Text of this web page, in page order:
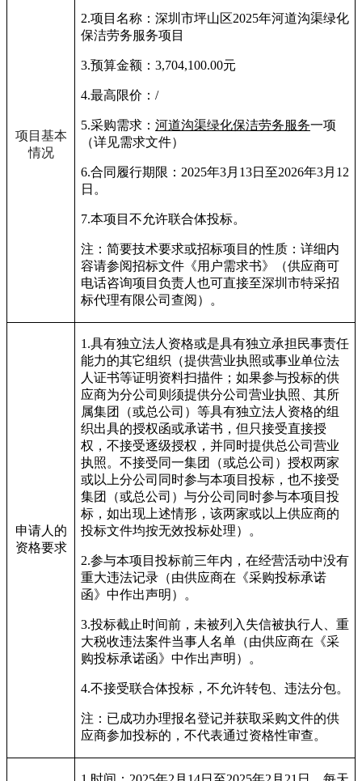
项目基本
情况
2.项目名称： 深圳市坪山区2025年河道沟渠绿化
保洁劳务服务项目
3.预算金额： 3,704,100.00元
4.最高限价： /
5.采购需求： 河道沟渠绿化保洁劳务服务一项
（详见需求文件）
6.合同履行期限： 2025年3月13日至2026年3月12
日。
7.本项目不允许联合体投标。
注：简要技术要求或招标项目的性质：详细内
容请参阅招标文件《用户需求书》（供应商可
电话咨询项目负责人也可直接至深圳市特采招
标代理有限公司查阅）。
申请人的
资格要求
1.具有独立法人资格或是具有独立承担民事责任
能力的其它组织（提供营业执照或事业单位法
人证书等证明资料扫描件；如果参与投标的供
应商为分公司则须提供分公司营业执照、其所
属集团（或总公司）等具有独立法人资格的组
织出具的授权函或承诺书，但只接受直接授
权，不接受逐级授权，并同时提供总公司营业
执照。不接受同一集团（或总公司）授权两家
或以上分公司同时参与本项目投标，也不接受
集团（或总公司）与分公司同时参与本项目投
标，如出现上述情形，该两家或以上供应商的
投标文件均按无效投标处理）。
2.参与本项目投标前三年内，在经营活动中没有
重大违法记录（由供应商在《采购投标承诺
函》中作出声明）。
3.投标截止时间前，未被列入失信被执行人、重
大税收违法案件当事人名单（由供应商在《采
购投标承诺函》中作出声明）。
4.不接受联合体投标，不允许转包、违法分包。
注：已成功办理报名登记并获取采购文件的供
应商参加投标的，不代表通过资格性审查。